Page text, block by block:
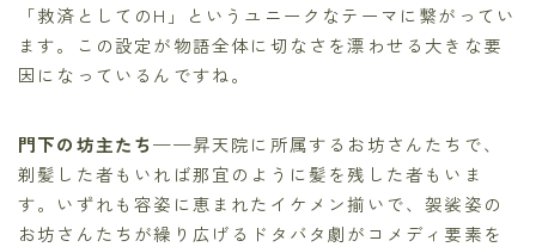
「救済としてのH」というユニークなテーマに繋がってい
ます。この設定が物語全体に切なさを漂わせる大きな要
因になっているんですね。
門下の坊主たち——昇天院に所属するお坊さんたちで、
剃髪した者もいれば那宜のように髪を残した者もいま
す。いずれも容姿に恵まれたイケメン揃いで、袈裟姿の
お坊さんたちが繰り広げるドタバタ劇がコメディ要素を